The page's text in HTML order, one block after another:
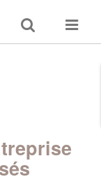
Toggle
search
Toggle